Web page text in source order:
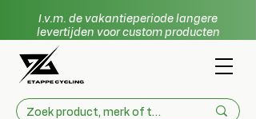
I.v.m. de vakantieperiode langere
levertijden voor custom producten